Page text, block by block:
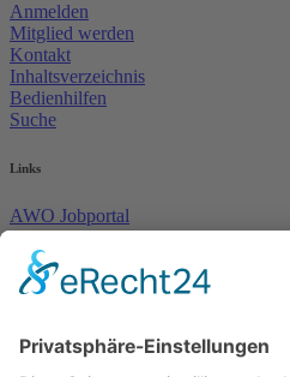
Anmelden
Mitglied werden
Kontakt
Inhaltsverzeichnis
Bedienhilfen
Suche
Links
AWO Jobportal
AWO Ehrenamt Portal
AWO Schulgesundheitsfachkräfte
AWO Bundesverband
AWO Junge Plattform